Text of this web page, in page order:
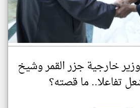
خارجية جزر القمر وشيخ
تفاعلا.. ما قصته؟